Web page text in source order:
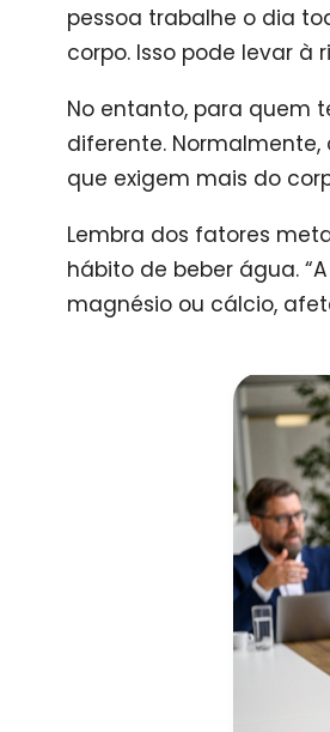
pessoa trabalhe o dia
corpo. Isso pode levar à
No entanto, para quem
diferente.
que exigem mais do
Lembra dos fatores
hábito de beber água. “A
magnésio ou cálcio,